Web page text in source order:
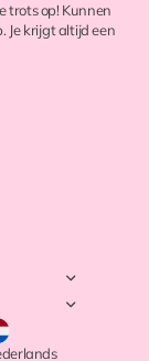
trots op! Kunnen
Je krijgt altijd een